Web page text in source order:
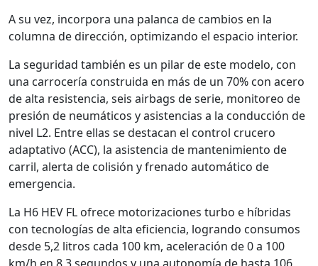
A su vez, incorpora una palanca de cambios en la
columna de dirección, optimizando el espacio interior.
La seguridad también es un pilar de este modelo, con
una carrocería construida en más de un 70% con acero
de alta resistencia, seis airbags de serie, monitoreo de
presión de neumáticos y asistencias a la conducción de
nivel L2. Entre ellas se destacan el control crucero
adaptativo (ACC), la asistencia de mantenimiento de
carril, alerta de colisión y frenado automático de
emergencia.
La H6 HEV FL ofrece motorizaciones turbo e híbridas
con tecnologías de alta eficiencia, logrando consumos
desde 5,2 litros cada 100 km, aceleración de 0 a 100